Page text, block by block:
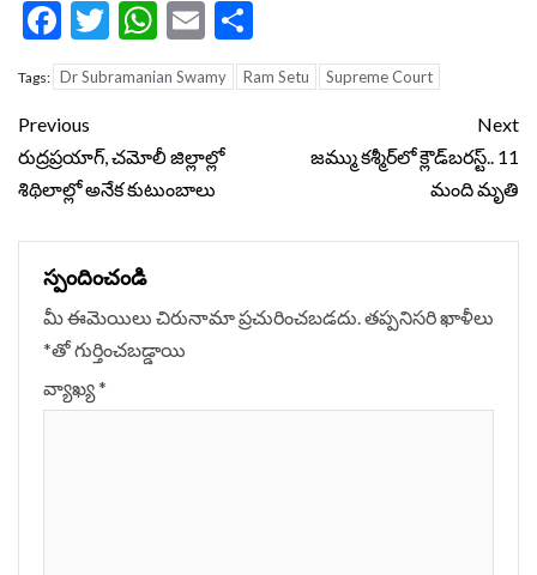
Facebook
Twitter
WhatsApp
Email
Tags: Dr Subramanian Swamy Ram Setu Supreme Court
Continue
Reading
Previous
రుద్ర‌ప్ర‌యాగ్‌, చ‌మోలీ జిల్లాల్లో
శిథిలాల్లో అనేక కుటుంబాలు
Next
జమ్ము కశ్మీర్‌లో క్లౌడ్‌బరస్ట్‌.. 11
మంది మృతి
స్పందించండి
మీ ఈమెయిలు చిరునామా ప్రచురించబడదు. తప్పనిసరి ఖాళీలు
*‌తో గుర్తించబడ్డాయి
వ్యాఖ్య*